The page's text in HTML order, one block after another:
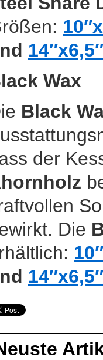
14″x6,5″
Wax
Black
der
Die
14″x6,5″